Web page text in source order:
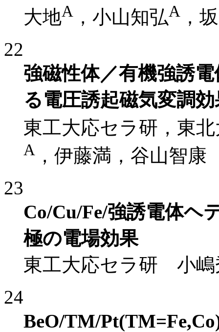
大地A ，小山知弘A ，
22
強磁性体／有機強誘
る電圧誘起磁気変調効
東工大応セラ研，東
A ，伊藤満，谷山智康
23
Co/Cu/Fe/強誘電体ヘ
極の電場効果
東工大応セラ研 小嶋
24
BeO/TM/